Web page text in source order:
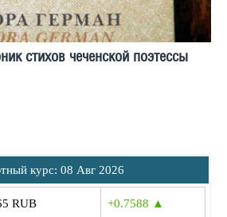
стихов чеченской поэтессы
курс: 08 Авг 2026
RUB +0.7588 ▲